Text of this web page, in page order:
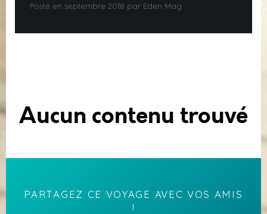
Posté en septembre 2018 par Eden Mag
Aucun contenu trouvé
PARTAGEZ CE VOYAGE AVEC VOS AMIS
!